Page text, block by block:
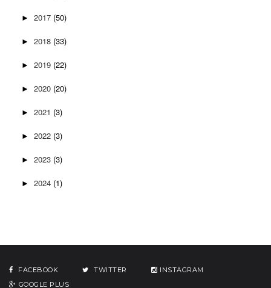
► 2017 (50)
► 2018 (33)
► 2019 (22)
► 2020 (20)
► 2021 (3)
► 2022 (3)
► 2023 (3)
► 2024 (1)
FACEBOOK TWITTER
INSTAGRAM
GOOGLE PLUS